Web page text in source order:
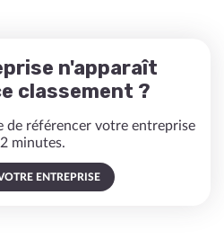
n'apparaît
classement ?
de référencer votre entreprise
minutes.
ENTREPRISE